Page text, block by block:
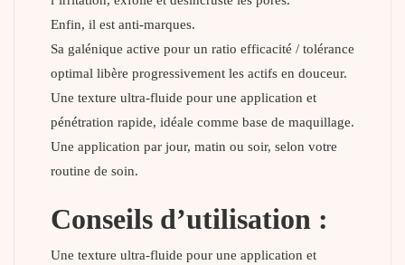
Enfin, il est anti-marques.
Sa galénique active pour un ratio efficacité / tolérance
optimal libère progressivement les actifs en douceur.
Une texture ultra-fluide pour une application et
pénétration rapide, idéale comme base de maquillage.
Une application par jour, matin ou soir, selon votre
routine de soin.
Conseils d’utilisation :
Une texture ultra-fluide pour une application et